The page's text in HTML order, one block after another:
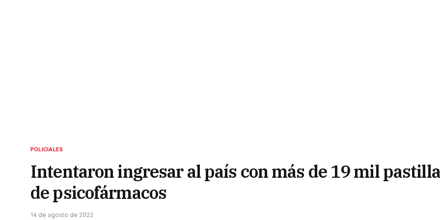
POLICIALES
Intentaron ingresar al país con más de 19 mil
de psicofármacos
14 de agosto de 2022